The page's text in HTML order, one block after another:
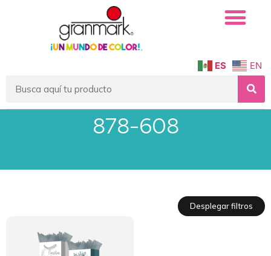
ES EN
878-608
Desplegar filtros